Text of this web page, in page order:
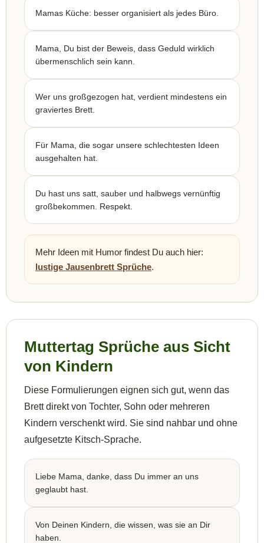
Mamas Küche: besser organisiert als jedes Büro.
Mama, Du bist der Beweis, dass Geduld wirklich
übermenschlich sein kann.
Wer uns großgezogen hat, verdient mindestens ein
graviertes Brett.
Für Mama, die sogar unsere schlechtesten Ideen
ausgehalten hat.
Du hast uns satt, sauber und halbwegs vernünftig
großbekommen. Respekt.
Mehr Ideen mit Humor findest Du auch hier:
lustige Jausenbrett Sprüche.
Muttertag Sprüche aus Sicht
von Kindern
Diese Formulierungen eignen sich gut, wenn das
Brett direkt von Tochter, Sohn oder mehreren
Kindern verschenkt wird. Sie sind nahbar und ohne
aufgesetzte Kitsch-Sprache.
Liebe Mama, danke, dass Du immer an uns
geglaubt hast.
Von Deinen Kindern, die wissen, was sie an Dir
haben.